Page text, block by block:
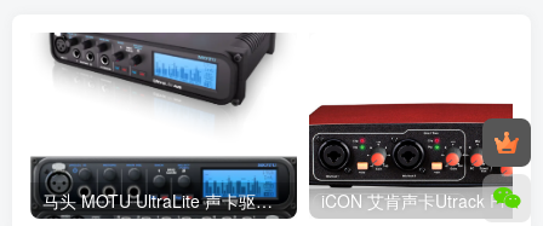
马头 MOTU UltraLite 声卡驱动下载